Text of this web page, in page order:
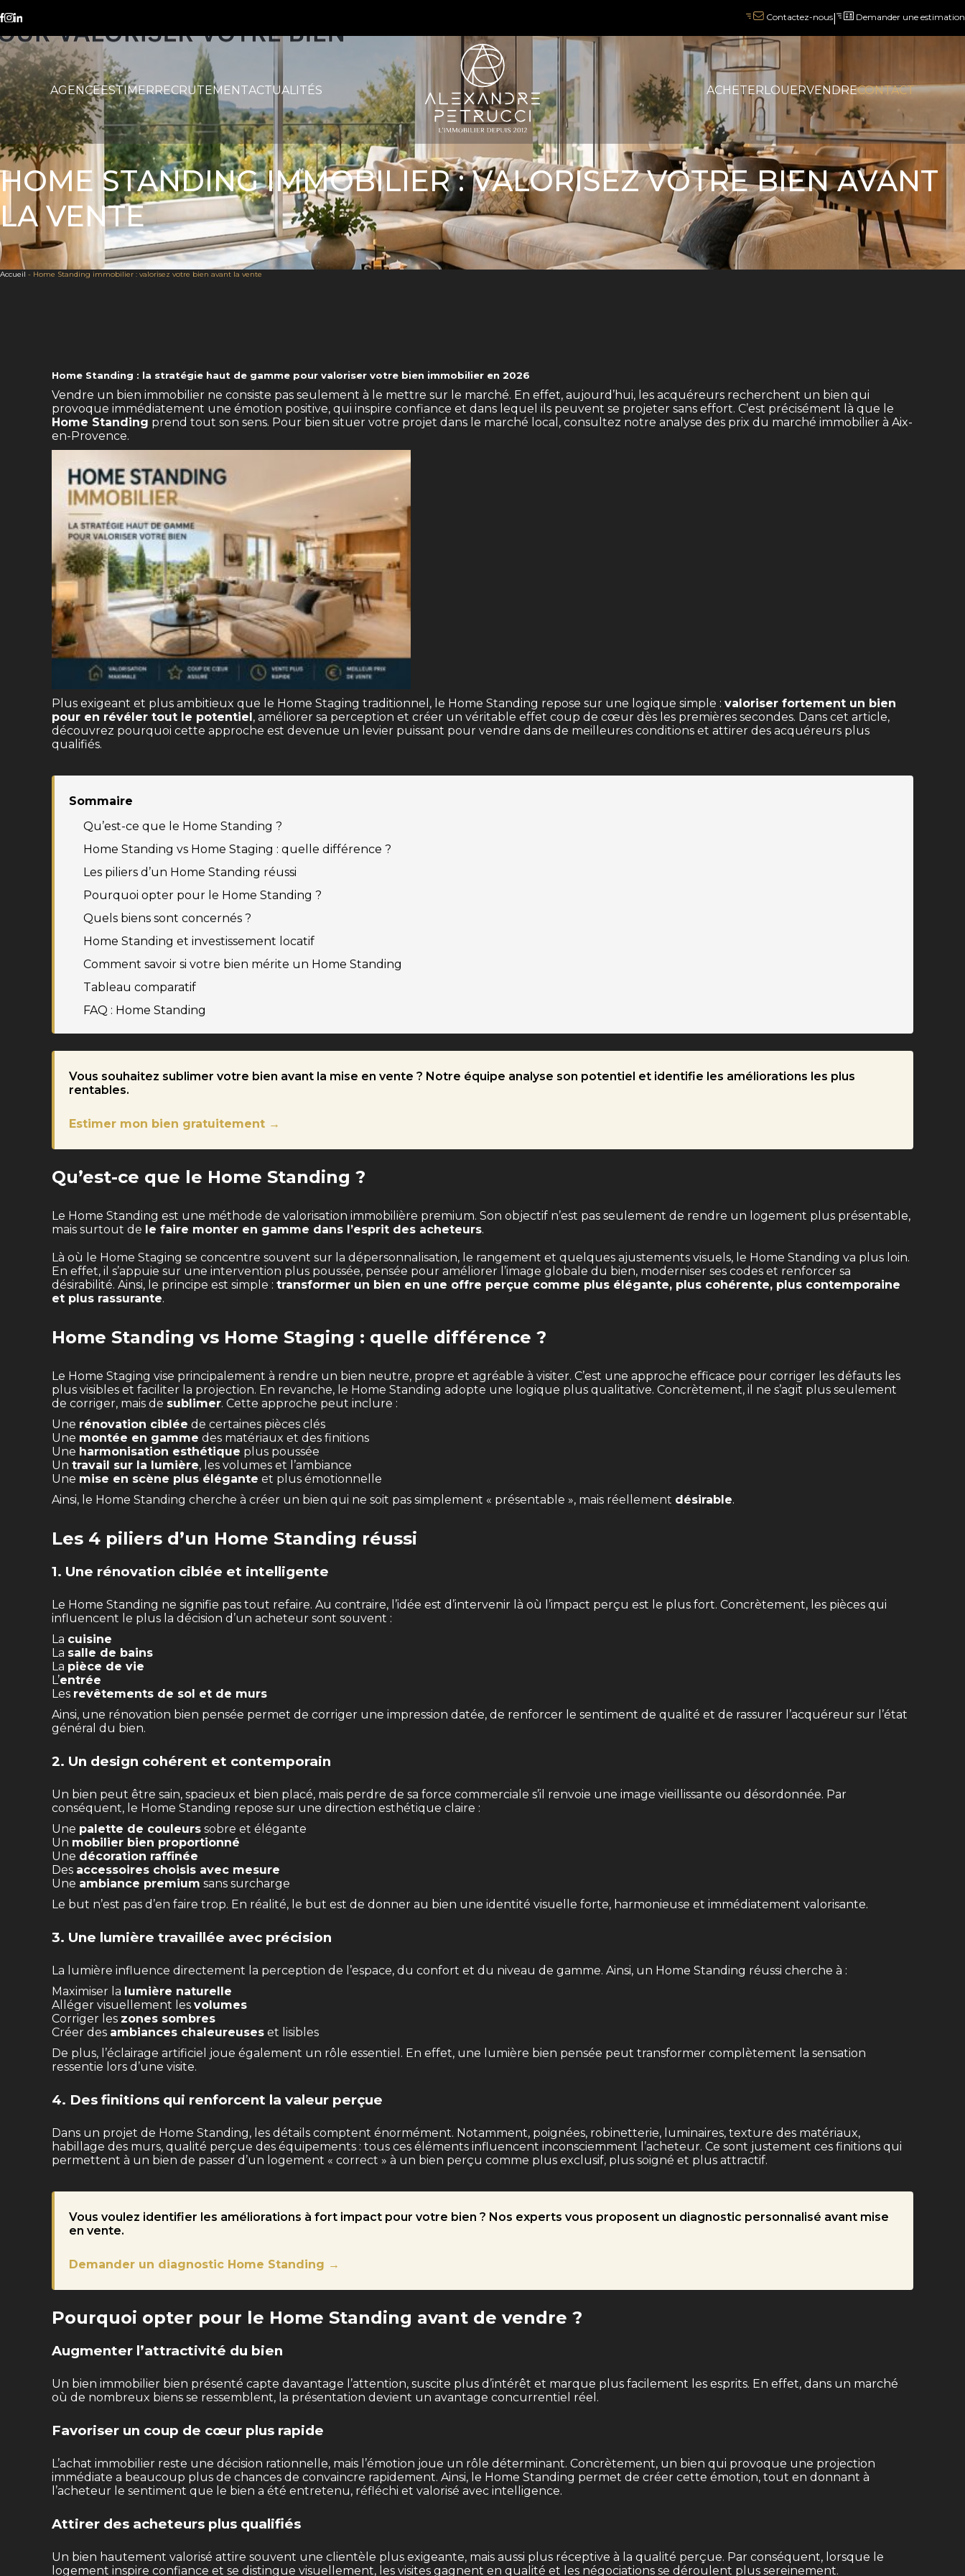
Contactez-nous Demander une estimation
AGENCEESTIMERRECRUTEMENTACTUALITÉS ACHETERLOUERVENDRECONTACT
HOME STANDING IMMOBILIER : VALORISEZ VOTRE BIEN AVANT
LA VENTE
Accueil - Home Standing immobilier : valorisez votre bien avant la vente
Home Standing : la stratégie haut de gamme pour valoriser votre bien immobilier en 2026
Vendre un bien immobilier ne consiste pas seulement à le mettre sur le marché. En effet, aujourd’hui, les acquéreurs recherchent un bien qui
provoque immédiatement une émotion positive, qui inspire confiance et dans lequel ils peuvent se projeter sans effort. C’est précisément là que le
Home Standing prend tout son sens. Pour bien situer votre projet dans le marché local, consultez notre analyse des prix du marché immobilier à Aix-
en-Provence.
Plus exigeant et plus ambitieux que le Home Staging traditionnel, le Home Standing repose sur une logique simple : valoriser fortement un bien
pour en révéler tout le potentiel , améliorer sa perception et créer un véritable effet coup de cœur dès les premières secondes. Dans cet article,
découvrez pourquoi cette approche est devenue un levier puissant pour vendre dans de meilleures conditions et attirer des acquéreurs plus
qualifiés.
Sommaire
Qu’est-ce que le Home Standing ?
Home Standing vs Home Staging : quelle différence ?
Les piliers d’un Home Standing réussi
Pourquoi opter pour le Home Standing ?
Quels biens sont concernés ?
Home Standing et investissement locatif
Comment savoir si votre bien mérite un Home Standing
Tableau comparatif
FAQ : Home Standing
Vous souhaitez sublimer votre bien avant la mise en vente ? Notre équipe analyse son potentiel et identifie les améliorations les plus
rentables.
Estimer mon bien gratuitement →
Qu’est-ce que le Home Standing ?
Le Home Standing est une méthode de valorisation immobilière premium. Son objectif n’est pas seulement de rendre un logement plus présentable,
mais surtout de le faire monter en gamme dans l’esprit des acheteurs.
Là où le Home Staging se concentre souvent sur la dépersonnalisation, le rangement et quelques ajustements visuels, le Home Standing va plus loin.
En effet, il s’appuie sur une intervention plus poussée, pensée pour améliorer l’image globale du bien, moderniser ses codes et renforcer sa
désirabilité. Ainsi, le principe est simple : transformer un bien en une offre perçue comme plus élégante, plus cohérente, plus contemporaine
et plus rassurante.
Home Standing vs Home Staging : quelle différence ?
Le Home Staging vise principalement à rendre un bien neutre, propre et agréable à visiter. C’est une approche efficace pour corriger les défauts les
plus visibles et faciliter la projection. En revanche, le Home Standing adopte une logique plus qualitative. Concrètement, il ne s’agit plus seulement
de corriger, mais de sublimer. Cette approche peut inclure :
Une rénovation ciblée de certaines pièces clés
Une montée en gamme des matériaux et des finitions
Une harmonisation esthétique plus poussée
Un travail sur la lumière, les volumes et l’ambiance
Une mise en scène plus élégante et plus émotionnelle
Ainsi, le Home Standing cherche à créer un bien qui ne soit pas simplement « présentable », mais réellement désirable.
Les 4 piliers d’un Home Standing réussi
1. Une rénovation ciblée et intelligente
Le Home Standing ne signifie pas tout refaire. Au contraire, l’idée est d’intervenir là où l’impact perçu est le plus fort. Concrètement, les pièces qui
influencent le plus la décision d’un acheteur sont souvent :
La cuisine
La salle de bains
La pièce de vie
L’entrée
Les revêtements de sol et de murs
Ainsi, une rénovation bien pensée permet de corriger une impression datée, de renforcer le sentiment de qualité et de rassurer l’acquéreur sur l’état
général du bien.
2. Un design cohérent et contemporain
Un bien peut être sain, spacieux et bien placé, mais perdre de sa force commerciale s’il renvoie une image vieillissante ou désordonnée. Par
conséquent, le Home Standing repose sur une direction esthétique claire :
Une palette de couleurs sobre et élégante
Un mobilier bien proportionné
Une décoration raffinée
Des accessoires choisis avec mesure
Une ambiance premium sans surcharge
Le but n’est pas d’en faire trop. En réalité, le but est de donner au bien une identité visuelle forte, harmonieuse et immédiatement valorisante.
3. Une lumière travaillée avec précision
La lumière influence directement la perception de l’espace, du confort et du niveau de gamme. Ainsi, un Home Standing réussi cherche à :
Maximiser la lumière naturelle
Alléger visuellement les volumes
Corriger les zones sombres
Créer des ambiances chaleureuses et lisibles
De plus, l’éclairage artificiel joue également un rôle essentiel. En effet, une lumière bien pensée peut transformer complètement la sensation
ressentie lors d’une visite.
4. Des finitions qui renforcent la valeur perçue
Dans un projet de Home Standing, les détails comptent énormément. Notamment, poignées, robinetterie, luminaires, texture des matériaux,
habillage des murs, qualité perçue des équipements : tous ces éléments influencent inconsciemment l’acheteur. Ce sont justement ces finitions qui
permettent à un bien de passer d’un logement « correct » à un bien perçu comme plus exclusif, plus soigné et plus attractif.
Vous voulez identifier les améliorations à fort impact pour votre bien ? Nos experts vous proposent un diagnostic personnalisé avant mise
en vente.
Demander un diagnostic Home Standing →
Pourquoi opter pour le Home Standing avant de vendre ?
Augmenter l’attractivité du bien
Un bien immobilier bien présenté capte davantage l’attention, suscite plus d’intérêt et marque plus facilement les esprits. En effet, dans un marché
où de nombreux biens se ressemblent, la présentation devient un avantage concurrentiel réel.
Favoriser un coup de cœur plus rapide
L’achat immobilier reste une décision rationnelle, mais l’émotion joue un rôle déterminant. Concrètement, un bien qui provoque une projection
immédiate a beaucoup plus de chances de convaincre rapidement. Ainsi, le Home Standing permet de créer cette émotion, tout en donnant à
l’acheteur le sentiment que le bien a été entretenu, réfléchi et valorisé avec intelligence.
Attirer des acheteurs plus qualifiés
Un bien hautement valorisé attire souvent une clientèle plus exigeante, mais aussi plus réceptive à la qualité perçue. Par conséquent, lorsque le
logement inspire confiance et se distingue visuellement, les visites gagnent en qualité et les négociations se déroulent plus sereinement.